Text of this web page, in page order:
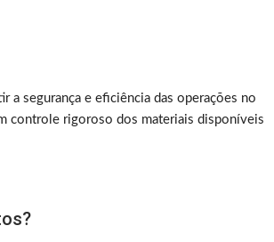
a segurança e eficiência das operações no
controle rigoroso dos materiais disponíveis